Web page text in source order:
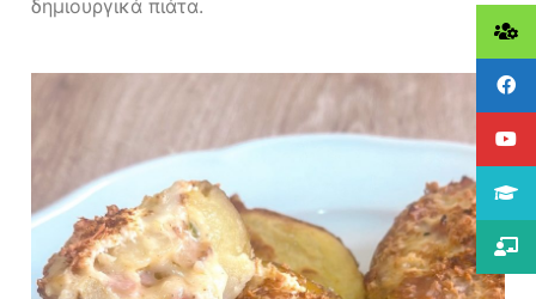
δημιουργικά πιάτα.